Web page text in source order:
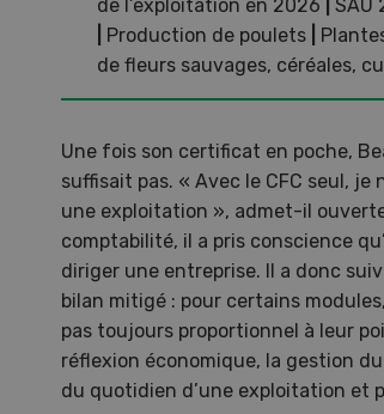
de l’exploitation en 2026
SAU
Production de poulets
de fleurs sauvages, céréales,
Une fois son certificat en poche,
suffisait pas. « Avec le CFC seul, je
une exploitation », admet-il
comptabilité, il a pris conscience
diriger une entreprise. Il a donc
bilan mitigé : pour certains
pas toujours proportionnel à leur
réflexion économique, la gestion
du quotidien d’une exploitation et